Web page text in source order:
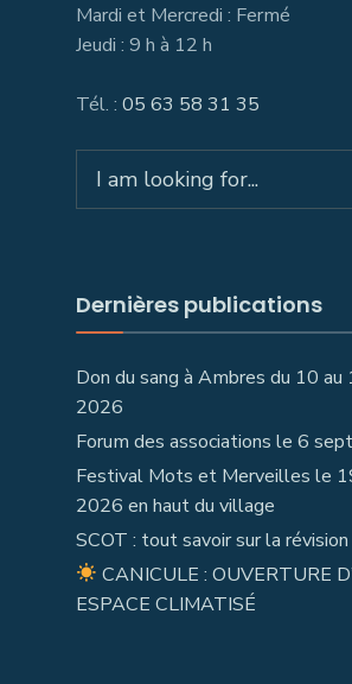
Mardi et Mercredi : Fermé
Jeudi : 9 h à 12 h
Tél. : 05 63 58 31 35
for:
Dernières publications
Don du sang à Ambres du 10 au
2026
Forum des associations le 6
Festival Mots et Merveilles le
2026 en haut du village
SCOT : tout savoir sur la
CANICULE : OUVERTURE
ESPACE CLIMATISÉ